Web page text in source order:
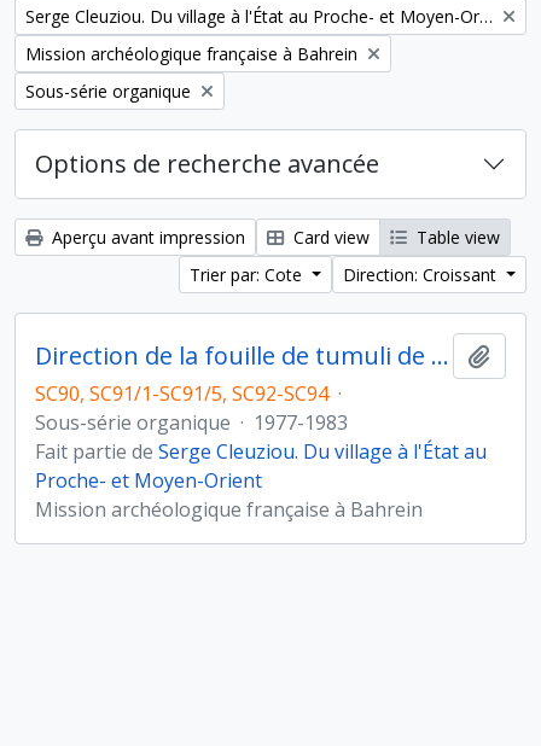
Remove filter:
Serge Cleuziou. Du village à l'État au Proche- et Moyen-Orient
Remove filter:
Mission archéologique française à Bahrein
Remove filter:
Sous-série organique
Options de recherche avancée
Aperçu avant impression Card view
Table view
Trier par: Cote
Direction: Croissant
Direction de la fouille de tumuli de l'Age du Bronze à Umm Jidr, Bahreïn (novembre 1979)
SC90, SC91/1-SC91/5, SC92-SC94 ·
Sous-série organique · 1977-1983
Fait partie de Serge Cleuziou. Du village à l'État au
Proche- et Moyen-Orient
Mission archéologique française à Bahrein